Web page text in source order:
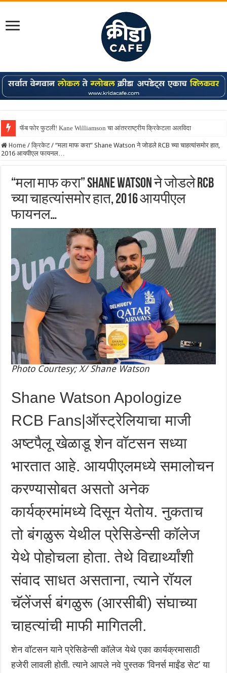
फॅब फोर फुटली! Kane Williamson चा आंतरराष्ट्रीय क्रिकेटला अलविदा
Home / क्रिकेट / “मला माफ करा” Shane Watson ने जोडले RCB च्या चाहत्यांसमोर हात,
2016 आयपीएल फायनल…
“मला माफ करा” Shane Watson ने जोडले RCB
च्या चाहत्यांसमोर हात, 2016 आयपीएल
फायनल…
Photo Courtesy; X/ Shane Watson
Shane Watson Apologize
RCB Fans|ऑस्ट्रेलियाचा माजी
अष्टपैलू खेळाडू शेन वॉटसन सध्या
भारतात आहे. आयपीएलमध्ये समालोचन
करण्यासोबत असतो अनेक
कार्यक्रमांमध्ये दिसून येतोय.‌ नुकताच
तो बंगळुरू येथील प्रेसिडेन्सी कॉलेज
येथे पोहोचला होता. तेथे विद्यार्थ्यांशी
संवाद साधत असताना, त्याने रॉयल
चॅलेंजर्स बंगळुरू (आरसीबी) संघाच्या
चाहत्यांची माफी मागितली.
शेन वॉटसन याने प्रेसिडेन्सी कॉलेज येथे एका कार्यक्रमासाठी
हजेरी लावली होती. त्याने आपले नवे पुस्तक ‘विनर्स माईंड सेट’ या